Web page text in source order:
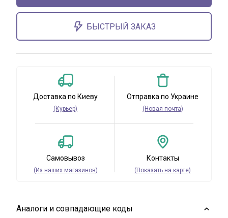
БЫСТРЫЙ ЗАКАЗ
Доставка по Киеву
(Курьер)
Отправка по Украине
(Новая почта)
Самовывоз
(Из наших магазинов)
Контакты
(Показать на карте)
Аналоги и совпадающие коды